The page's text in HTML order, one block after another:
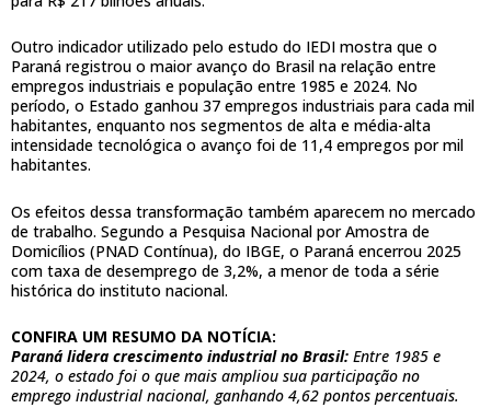
Outro indicador utilizado pelo estudo do IEDI mostra que o
Paraná registrou o maior avanço do Brasil na relação entre
empregos industriais e população entre 1985 e 2024. No
período, o Estado ganhou 37 empregos industriais para cada mil
habitantes, enquanto nos segmentos de alta e média-alta
intensidade tecnológica o avanço foi de 11,4 empregos por mil
habitantes.
Os efeitos dessa transformação também aparecem no mercado
de trabalho. Segundo a Pesquisa Nacional por Amostra de
Domicílios (PNAD Contínua), do IBGE, o Paraná encerrou 2025
com taxa de desemprego de 3,2%, a menor de toda a série
histórica do instituto nacional.
CONFIRA UM RESUMO DA NOTÍCIA:
Paraná lidera crescimento industrial no Brasil: Entre 1985 e
2024, o estado foi o que mais ampliou sua participação no
emprego industrial nacional, ganhando 4,62 pontos percentuais.